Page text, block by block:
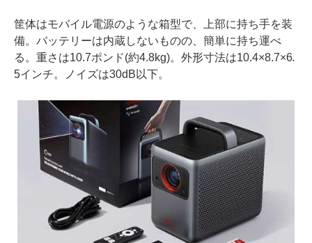
筐体はモバイル電源のような箱型で、上部に持ち手を装
備。バッテリーは内蔵しないものの、簡単に持ち運べ
る。重さは10.7ポンド(約4.8kg)。外形寸法は10.4×8.7×6.
5インチ。ノイズは30dB以下。